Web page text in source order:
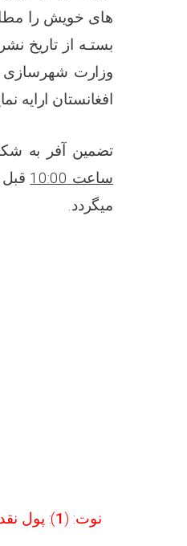
های خویش را
بستـه از تاریخ
وزارت شهرسازی
افغانستان ارایه
تضمین آفر به
ساعت 10:00 قبل
میگردد.
نوت: (1): پول